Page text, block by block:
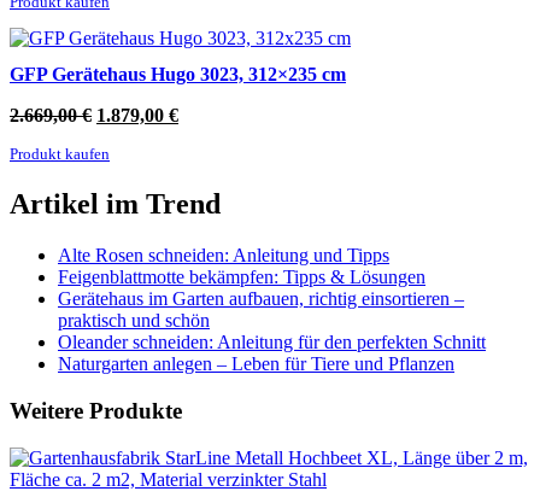
war:
2.319,00 €
1.629,00 €.
GFP Gerätehaus Hugo 3023, 312×235 cm
2.669,00€ Ursprünglicher
war:
1.879,00 €Aktueller
Produkt kaufen
Artikel im Trend
Alte Rosen schneiden: Anleitung und Tipps
Feigenblattmotte bekämpfen: Tipps & Lösungen
Gerätehaus im Garten aufbauen, richtig einsortieren –
praktisch und schön
Oleander schneiden: Anleitung für den perfekten Schnitt
Naturgarten anlegen – Leben für Tiere und Pflanzen
Weitere Produkte